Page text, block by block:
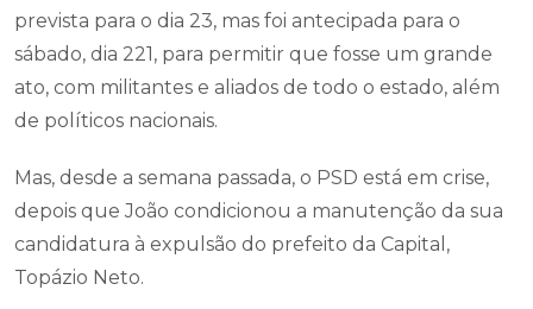
prevista para o dia 23, mas foi antecipada para o
sábado, dia 221, para permitir que fosse um grande
ato, com militantes e aliados de todo o estado, além
de políticos nacionais.
Mas, desde a semana passada, o PSD está em crise,
depois que João condicionou a manutenção da sua
candidatura à expulsão do prefeito da Capital,
Topázio Neto.